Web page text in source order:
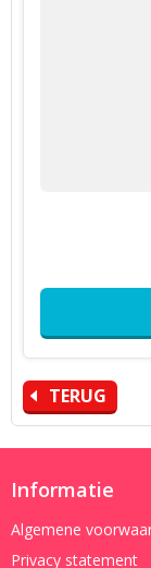
TERUG
Informatie
Algemene
Privacy statement